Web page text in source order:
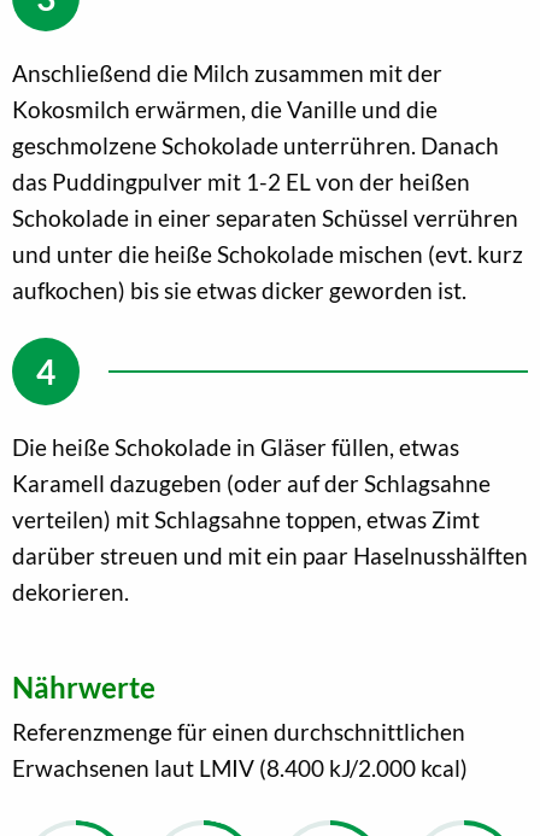
Anschließend die Milch zusammen mit der
Kokosmilch erwärmen, die Vanille und die
geschmolzene Schokolade unterrühren. Danach
das Puddingpulver mit 1-2 EL von der heißen
Schokolade in einer separaten Schüssel verrühren
und unter die heiße Schokolade mischen (evt. kurz
aufkochen) bis sie etwas dicker geworden ist.
Die heiße Schokolade in Gläser füllen, etwas
Karamell dazugeben (oder auf der Schlagsahne
verteilen) mit Schlagsahne toppen, etwas Zimt
darüber streuen und mit ein paar Haselnusshälften
dekorieren.
Nährwerte
Referenzmenge für einen durchschnittlichen
Erwachsenen laut LMIV (8.400 kJ/2.000 kcal)